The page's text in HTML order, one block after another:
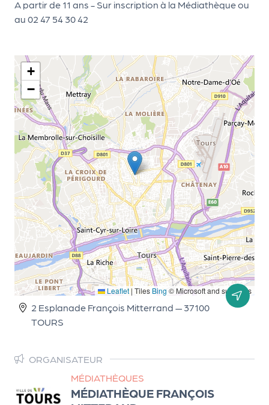
A partir de 11 ans - Sur inscription à la Médiathèque ou
au 02 47 54 30 42
+
−
Leaflet | Tiles Bing © Microsoft and suppliers
2 Esplanade François Mitterrand — 37100
TOURS
ORGANISATEUR
MÉDIATHÈQUES
MÉDIATHÈQUE FRANÇOIS
rvi
ce
L
e
k
it
d
e
l'
o
g
a
n
t
e